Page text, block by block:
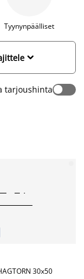
Tyynynpäälliset

tarjoushinta
30x50